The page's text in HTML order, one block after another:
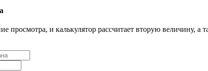
просмотра, и калькулятор рассчитает вторую величину,